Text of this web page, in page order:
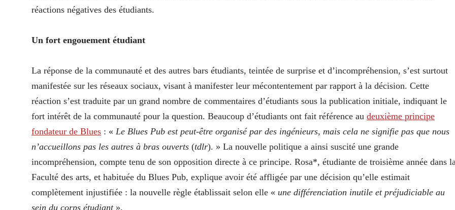
réactions négatives des étudiants.
Un fort engouement étudiant
La réponse de la communauté et des autres bars étudiants, teintée de surprise et d’incompréhension, s’est surtout
manifestée sur les réseaux sociaux, visant à manifester leur mécontentement par rapport à la décision. Cette
réaction s’est traduite par un grand nombre de commentaires d’étudiants sous la publication initiale, indiquant le
fort intérêt de la communauté pour la question. Beaucoup d’étudiants ont fait référence au deuxième principe
fondateur de Blues : « Le Blues Pub est peut-être organisé par des ingénieurs, mais cela ne signifie pas que nous
n’accueillons pas les autres à bras ouverts (tdlr). » La nouvelle politique a ainsi suscité une grande
incompréhension, compte tenu de son opposition directe à ce principe. Rosa*, étudiante de troisième année dans
Faculté des arts, et habituée du Blues Pub, explique avoir été affligée par une décision qu’elle estimait
complètement injustifiée : la nouvelle règle établissait selon elle « une différenciation inutile et préjudiciable au
sein du corps étudiant».